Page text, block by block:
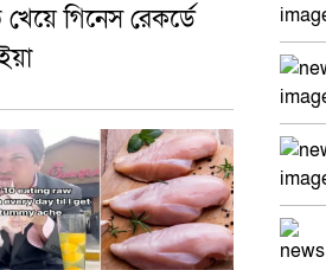
গিনেস রেকর্ডে